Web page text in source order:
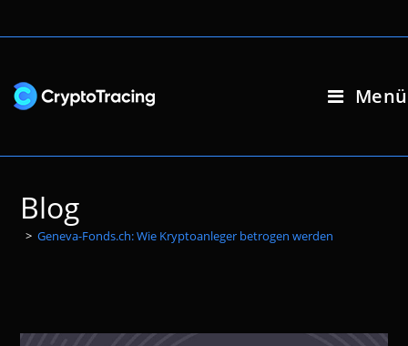
Inhalt
Menü
Blog
> Geneva-Fonds.ch: Wie Kryptoanleger betrogen werden